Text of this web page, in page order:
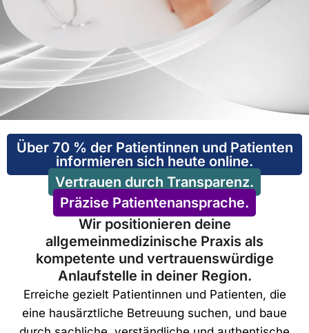
Über 70 % der Patientinnen und Patienten
informieren sich heute online.
Vertrauen durch Transparenz.
Präzise Patientenansprache.
Wir positionieren deine
allgemeinmedizinische Praxis als
kompetente und vertrauenswürdige
Anlaufstelle in deiner Region.
Erreiche gezielt Patientinnen und Patienten, die
eine hausärztliche Betreuung suchen, und baue